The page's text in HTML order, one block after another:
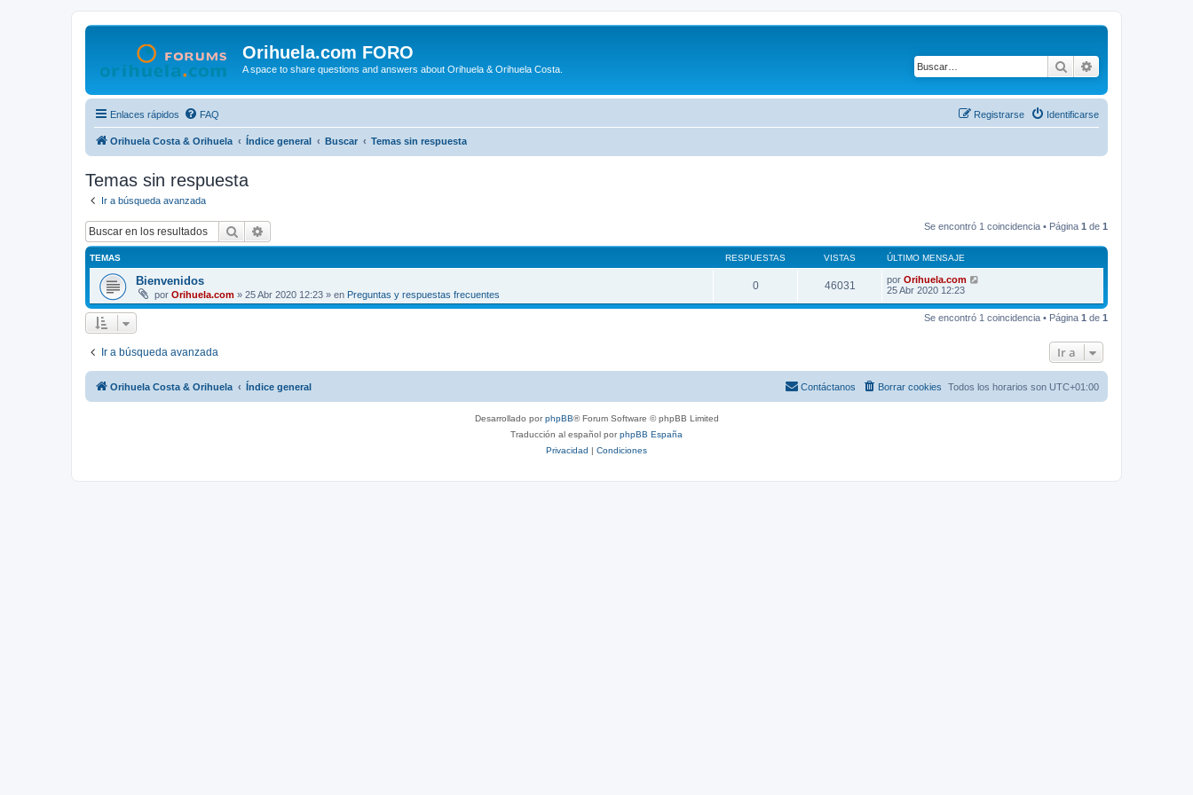
Orihuela.com FORO
A space to share questions and answers about Orihuela & Orihuela Costa. Buscar
Enlaces rápidos FAQ Identificarse
Registrarse
Orihuela Costa & Orihuela Índice general Buscar Temas sin respuesta
Temas sin respuesta
Ir a búsqueda avanzada
Buscar Se encontró 1 coincidencia • Página 1 de 1
TEMAS RESPUESTAS VISTAS ÚLTIMO MENSAJE
Bienvenidos
por Orihuela.com » 25 Abr 2020 12:23 » en Preguntas y respuestas frecuentes
0 46031 por Orihuela.com
25 Abr 2020 12:23
Se encontró 1 coincidencia • Página 1 de 1
Ir a búsqueda avanzada Ir a
Orihuela Costa & Orihuela Índice general Todos los horarios son UTC+01:00
Borrar cookies
Contáctanos
Desarrollado porphpBB® Forum Software © phpBB Limited
Traducción al español porphpBB España
Privacidad | Condiciones